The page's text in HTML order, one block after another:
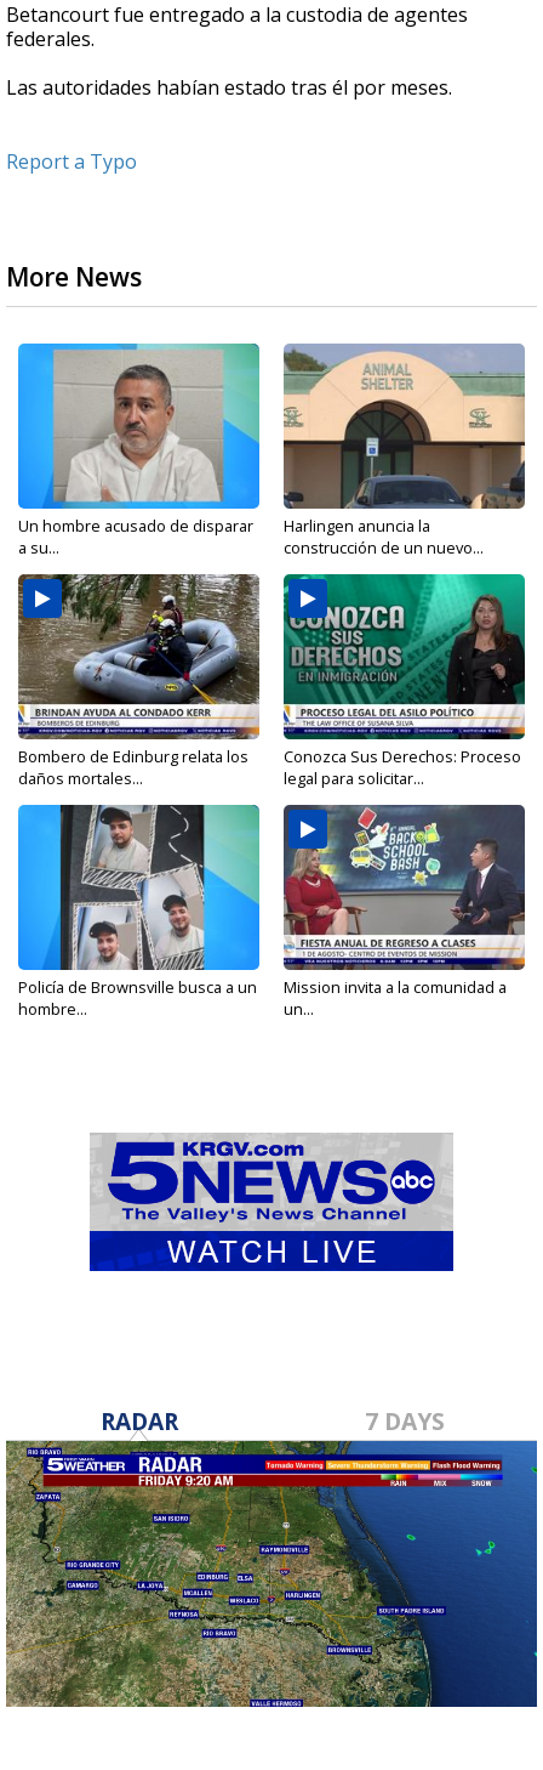
Betancourt fue entregado a la custodia de agentes
federales.
Las autoridades habían estado tras él por meses.
Report a Typo
More News
Un hombre acusado de disparar
a su...
Harlingen anuncia la
construcción de un nuevo...
Bombero de Edinburg relata los
daños mortales...
Conozca Sus Derechos: Proceso
legal para solicitar...
Policía de Brownsville busca a un
hombre...
Mission invita a la comunidad a
un...
RADAR 7 DAYS